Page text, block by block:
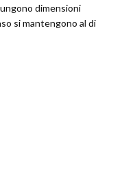
dimensioni
si mantengono al di